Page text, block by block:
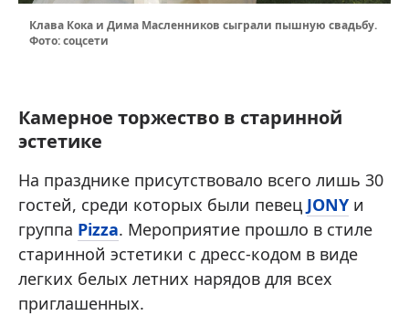
Клава Кока и Дима Масленников сыграли пышную свадьбу.
Фото: соцсети
Камерное торжество в старинной
эстетике
На празднике присутствовало всего лишь 30
гостей, среди которых были певец JONY и
группа Pizza. Мероприятие прошло в стиле
старинной эстетики с дресс-кодом в виде
легких белых летних нарядов для всех
приглашенных.